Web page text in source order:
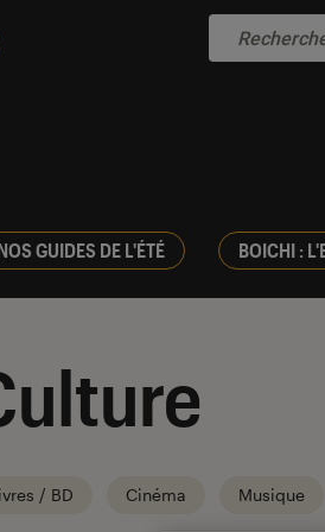
GUIDES DE L'ÉTÉ BOICHI :
/ BD Cinéma Musique